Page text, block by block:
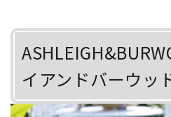
イアンドバーウッ